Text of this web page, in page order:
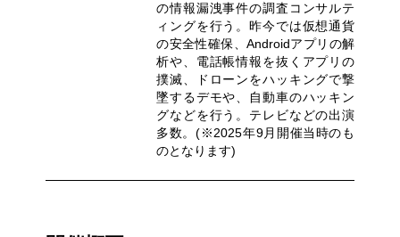
の情報漏洩事件の調査コンサルテ
ィングを行う。昨今では仮想通貨
の安全性確保、Androidアプリの解
析や、電話帳情報を抜くアプリの
撲滅、ドローンをハッキングで撃
墜するデモや、自動車のハッキン
グなどを行う。テレビなどの出演
多数。(※2025年9月開催当時のも
のとなります)